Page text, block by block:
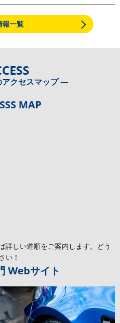
報一覧
クセスマップ ―
MAP
詳しい道順をご案内します。どう
い！
Webサイト